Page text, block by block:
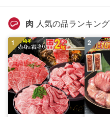
お弁当 hannba-gu ラン
キング 1位 1万円以下 岩
手県 盛岡市 東北 岩手 盛
肉 人気の品ランキング
1 2